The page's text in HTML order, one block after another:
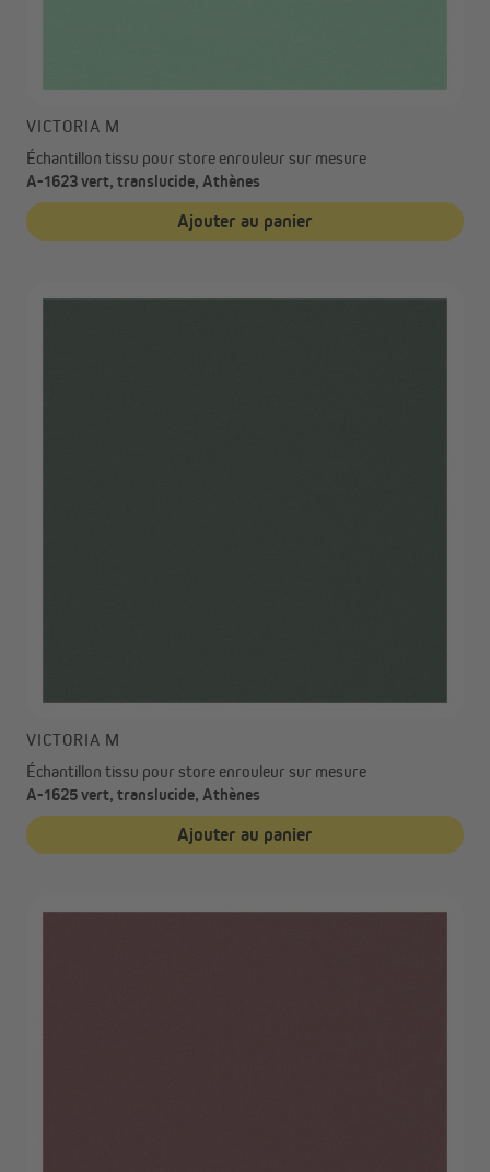
VICTORIA M
Échantillon tissu pour store enrouleur sur mesure
A-1623 vert, translucide, Athènes
Ajouter au panier
VICTORIA M
Échantillon tissu pour store enrouleur sur mesure
A-1625 vert, translucide, Athènes
Ajouter au panier